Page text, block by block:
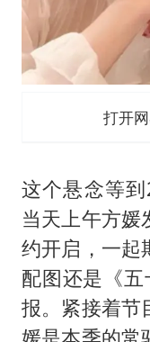
打开
这个悬念等
当天上午方媛
约开启，一起
配图还是《
报。紧接着节